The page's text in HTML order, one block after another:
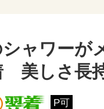
ャワーが
美しさ長
P可